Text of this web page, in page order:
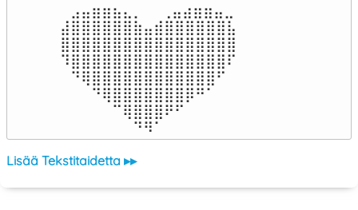
⠀⣠⣤⣶⣶⣦⣄⡀  ⠀⢀⣤⣴⣶⣶⣤⣀⠀
⣼⣿⣿⣿⣿⣿⣿⣷⣤⣾⣿⣿⣿⣿⣿⣿⣧
⣿⣿⣿⣿⣿⣿⣿⣿⣿⣿⣿⣿⣿⣿⣿⣿⣿
⠹⣿⣿⣿⣿⣿⣿⣿⣿⣿⣿⣿⣿⣿⣿⣿⠏
⠀⠙⢿⣿⣿⣿⣿⣿⣿⣿⣿⣿⣿⣿⣿⠋⠀
⠀⠀⠀⠙⢿⣿⣿⣿⣿⣿⣿⣿⡿⠛⠁⠀⠀
⠀⠀⠀⠀⠀⠉⢿⣿⣿⣿⠟⠋⠀⠀⠀⠀⠀
⠀⠀⠀⠀⠀⠀⠀⠙⠻⠁⠀⠀⠀⠀⠀⠀⠀⠀⠀⠀⠀⠀⠀
Lisää Tekstitaidetta ▸▸